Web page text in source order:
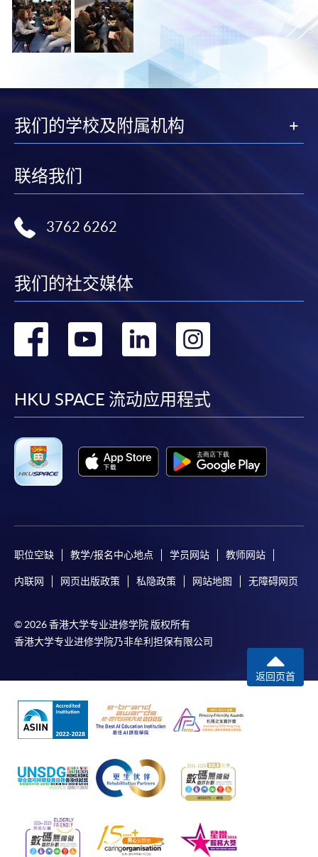
我们的学校及附属机构
联络我们
3762 6262
我们的社交媒体
转
facebook
转
youtube
转
linkedin
转
HKU SPACE 流动应用程式
职位空缺 教学/报名中心地点 学员网站 教师网站
内联网 网页出版政策 私隐政策 网站地图 无障碍网页
© 2026 香港大学专业进修学院 版权所有
香港大学专业进修学院乃非牟利担保有限公司
返回页首